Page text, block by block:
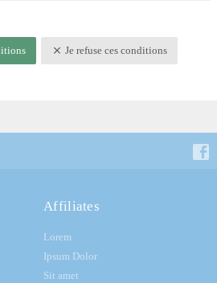
Je refuse ces conditions
Affiliates
Lorem
Ipsum Dolor
Sit amet